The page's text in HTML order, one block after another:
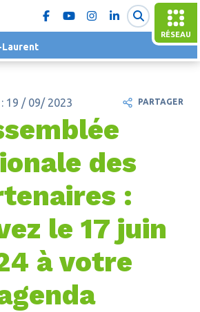
RÉSEAU
Laurent
19 / 09/ 2023
des
:
le 17 juin
à votre
PARTAGER